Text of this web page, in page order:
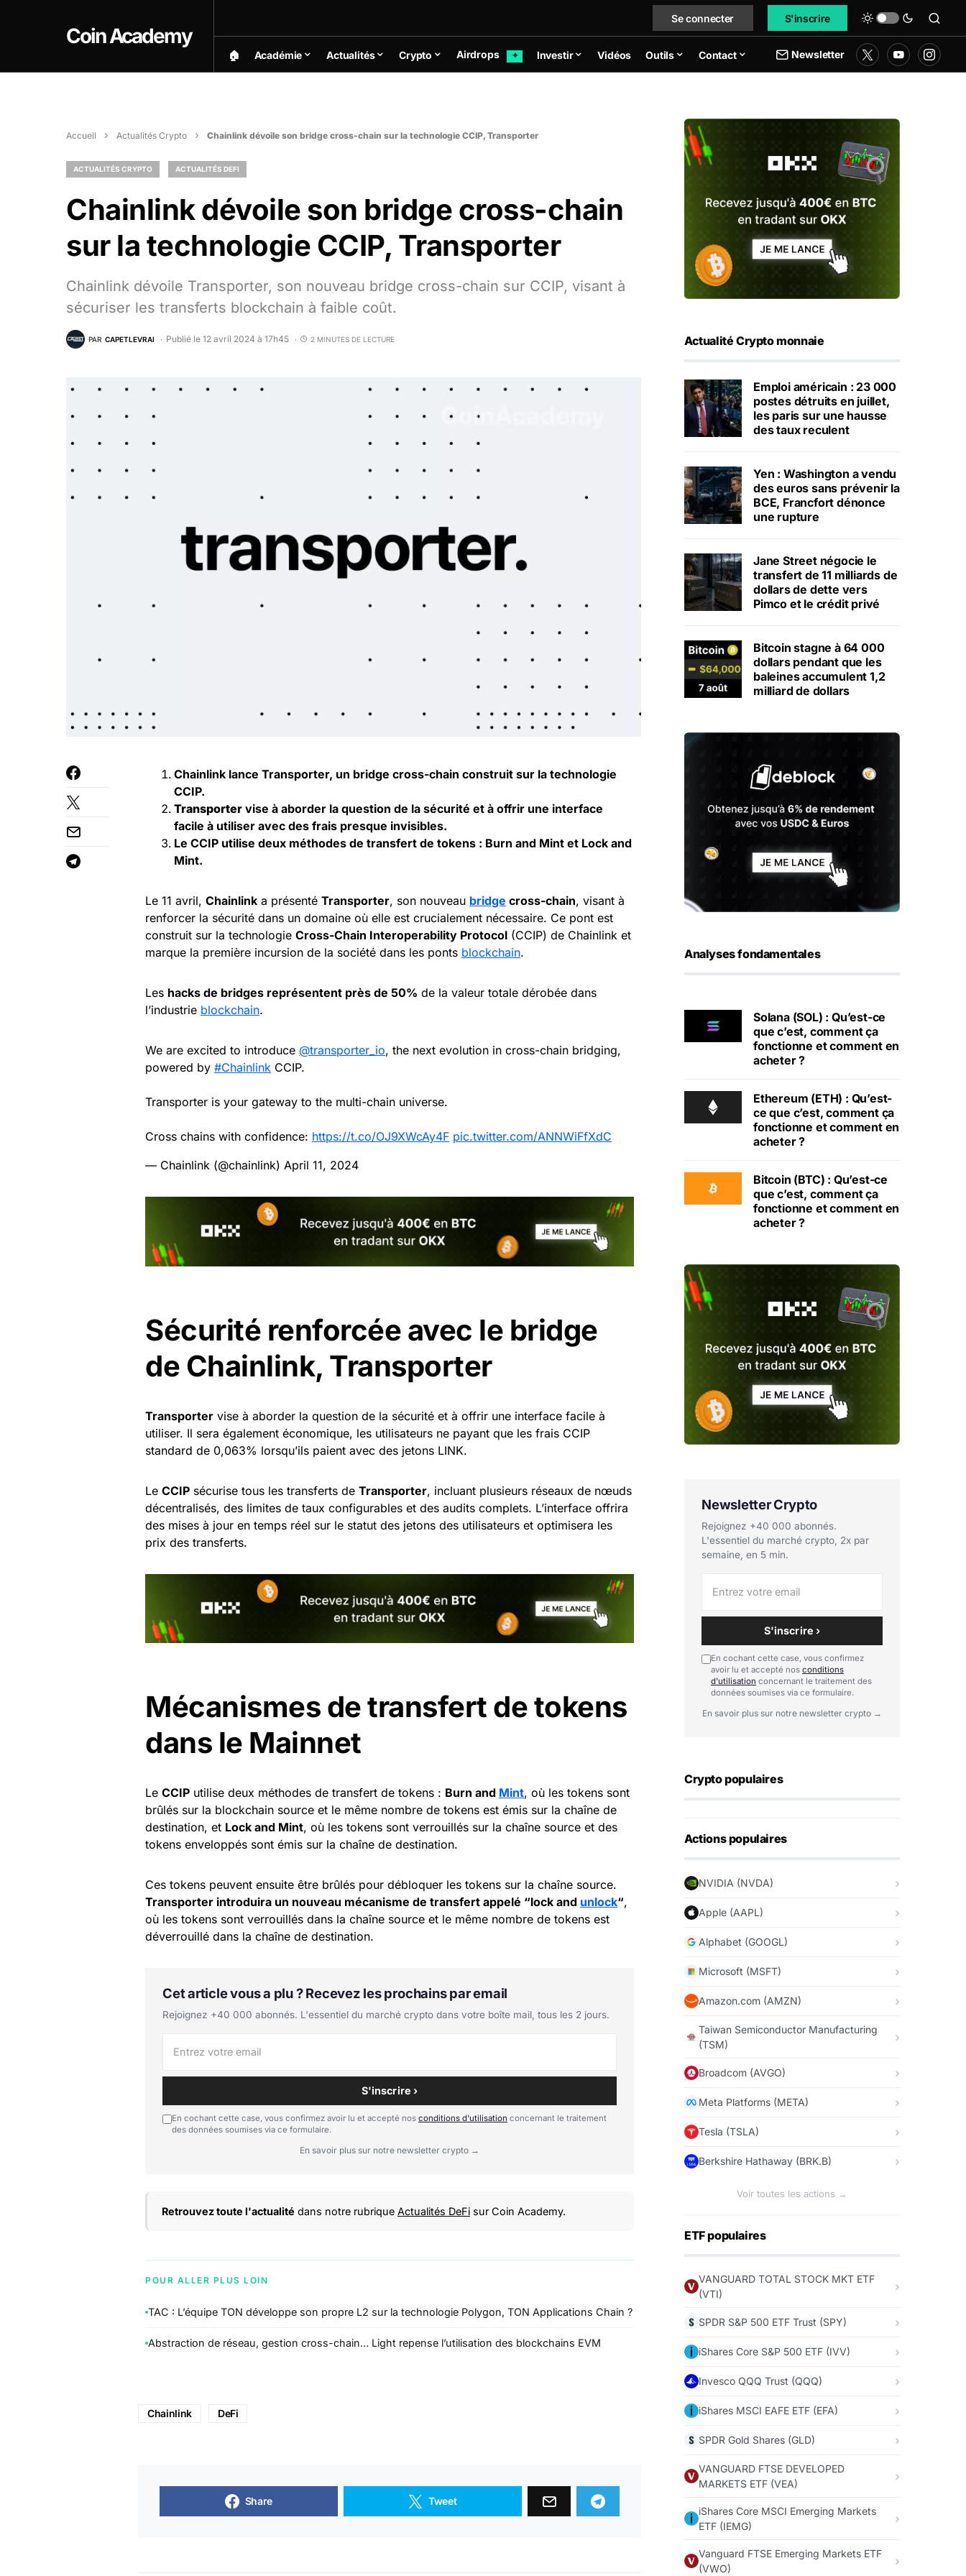
Coin Academy
Se connecter S'inscrire
🏠︎ Académie Actualités Crypto Airdrops ✦ Investir Vidéos Outils Contact Newsletter
Accueil Actualités Crypto Chainlink dévoile son bridge cross-chain sur la technologie CCIP, Transporter
ACTUALITÉS CRYPTO ACTUALITÉS DEFI
Chainlink dévoile son bridge cross-chain
sur la technologie CCIP, Transporter
Chainlink dévoile Transporter, son nouveau bridge cross-chain sur CCIP, visant à
sécuriser les transferts blockchain à faible coût.
PAR CAPETLEVRAI Publié le 12 avril 2024 à 17h45 2 MINUTES DE LECTURE
Chainlink lance Transporter, un bridge cross-chain construit sur la technologie
CCIP.
Transporter vise à aborder la question de la sécurité et à offrir une interface
facile à utiliser avec des frais presque invisibles.
Le CCIP utilise deux méthodes de transfert de tokens : Burn and Mint et Lock and
Mint.
Le 11 avril, Chainlink a présenté Transporter, son nouveau bridge cross-chain, visant à
renforcer la sécurité dans un domaine où elle est crucialement nécessaire. Ce pont est
construit sur la technologie Cross-Chain Interoperability Protocol (CCIP) de Chainlink et
marque la première incursion de la société dans les ponts blockchain.
Les hacks de bridges représentent près de 50% de la valeur totale dérobée dans
l’industrie blockchain.
We are excited to introduce @transporter_io, the next evolution in cross-chain bridging,
powered by #Chainlink CCIP.
Transporter is your gateway to the multi-chain universe.
Cross chains with confidence: https://t.co/OJ9XWcAy4F pic.twitter.com/ANNWiFfXdC
— Chainlink (@chainlink) April 11, 2024
Sécurité renforcée avec le bridge
de Chainlink, Transporter
Transporter vise à aborder la question de la sécurité et à offrir une interface facile à
utiliser. Il sera également économique, les utilisateurs ne payant que les frais CCIP
standard de 0,063% lorsqu’ils paient avec des jetons LINK.
Le CCIP sécurise tous les transferts de Transporter, incluant plusieurs réseaux de nœuds
décentralisés, des limites de taux configurables et des audits complets. L’interface offrira
des mises à jour en temps réel sur le statut des jetons des utilisateurs et optimisera les
prix des transferts.
Mécanismes de transfert de tokens
dans le Mainnet
Le CCIP utilise deux méthodes de transfert de tokens : Burn and Mint, où les tokens sont
brûlés sur la blockchain source et le même nombre de tokens est émis sur la chaîne de
destination, et Lock and Mint, où les tokens sont verrouillés sur la chaîne source et des
tokens enveloppés sont émis sur la chaîne de destination.
Ces tokens peuvent ensuite être brûlés pour débloquer les tokens sur la chaîne source.
Transporter introduira un nouveau mécanisme de transfert appelé “lock and unlock“,
où les tokens sont verrouillés dans la chaîne source et le même nombre de tokens est
déverrouillé dans la chaîne de destination.
Cet article vous a plu ? Recevez les prochains par email
Rejoignez +40 000 abonnés. L'essentiel du marché crypto dans votre boîte mail, tous les 2 jours.
S'inscrire ›
En cochant cette case, vous confirmez avoir lu et accepté nos conditions d'utilisation concernant le traitement
des données soumises via ce formulaire.
En savoir plus sur notre newsletter crypto →
Retrouvez toute l'actualité dans notre rubrique Actualités DeFi sur Coin Academy.
POUR ALLER PLUS LOIN
TAC : L’équipe TON développe son propre L2 sur la technologie Polygon, TON Applications Chain ?
Abstraction de réseau, gestion cross-chain… Light repense l’utilisation des blockchains EVM
Chainlink DeFi
Share Tweet
Actualité Crypto monnaie
Emploi américain : 23 000
postes détruits en juillet,
les paris sur une hausse
des taux reculent
Yen : Washington a vendu
des euros sans prévenir la
BCE, Francfort dénonce
une rupture
Jane Street négocie le
transfert de 11 milliards de
dollars de dette vers
Pimco et le crédit privé
Bitcoin stagne à 64 000
dollars pendant que les
baleines accumulent 1,2
milliard de dollars
Analyses fondamentales
Solana (SOL) : Qu’est-ce
que c’est, comment ça
fonctionne et comment en
acheter ?
Ethereum (ETH) : Qu’est-
ce que c’est, comment ça
fonctionne et comment en
acheter ?
Bitcoin (BTC) : Qu’est-ce
que c’est, comment ça
fonctionne et comment en
acheter ?
Newsletter Crypto
Rejoignez +40 000 abonnés.
L'essentiel du marché crypto, 2x par
semaine, en 5 min.
S'inscrire ›
En cochant cette case, vous confirmez
avoir lu et accepté nos conditions
d'utilisation concernant le traitement des
données soumises via ce formulaire.
En savoir plus sur notre newsletter crypto →
Crypto populaires
Actions populaires
NVIDIA (NVDA)
Apple (AAPL)
Alphabet (GOOGL)
Microsoft (MSFT)
Amazon.com (AMZN)
Taiwan Semiconductor Manufacturing
(TSM)
Broadcom (AVGO)
Meta Platforms (META)
Tesla (TSLA)
Berkshire Hathaway (BRK.B)
Voir toutes les actions →
ETF populaires
VANGUARD TOTAL STOCK MKT ETF
(VTI)
SPDR S&P 500 ETF Trust (SPY)
iShares Core S&P 500 ETF (IVV)
Invesco QQQ Trust (QQQ)
iShares MSCI EAFE ETF (EFA)
SPDR Gold Shares (GLD)
VANGUARD FTSE DEVELOPED
MARKETS ETF (VEA)
iShares Core MSCI Emerging Markets
ETF (IEMG)
Vanguard FTSE Emerging Markets ETF
(VWO)